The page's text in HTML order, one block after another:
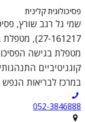
פסיכולוגית קלינית
שמי גל רגב שורץ,
מטפלת בגישה
במרכז לבריאות
052-3846888